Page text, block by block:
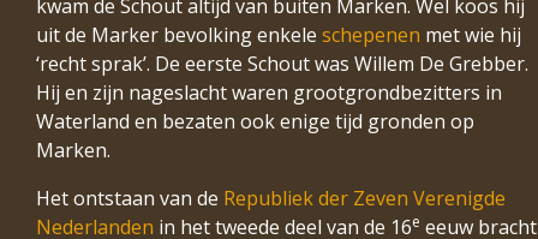
kwam de Schout altijd van buiten Marken. Wel koos hij
uit de Marker bevolking enkele schepenen met wie hij
‘recht sprak’. De eerste Schout was Willem De Grebber.
Hij en zijn nageslacht waren grootgrondbezitters in
Waterland en bezaten ook enige tijd gronden op
Marken.
Het ontstaan van de Republiek der Zeven Verenigde
Nederlanden in het tweede deel van de 16e eeuw bracht